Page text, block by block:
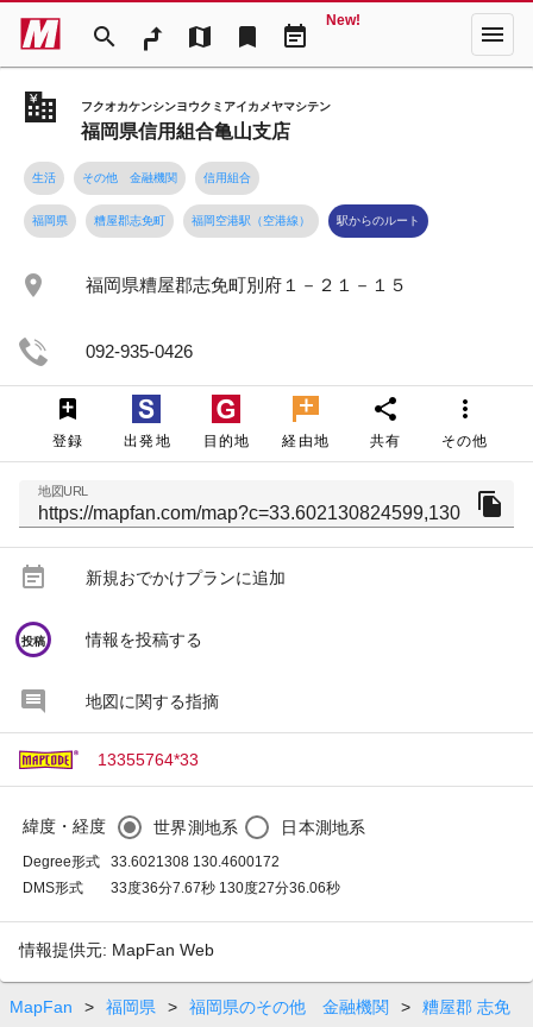
search map bookmark event_note
New! menu
フクオカケンシンヨウクミアイカメヤマシテン
福岡県信用組合亀山支店
生活 その他 金融機関 信用組合
福岡県 糟屋郡志免町 福岡空港駅（空港線） 駅からのルート
place 福岡県糟屋郡志免町別府１－２１－１５
092-935-0426
登録 出発地 目的地 経由地
share
共有
more_vert
その他
地図URL file_copy
event_note 新規おでかけプランに追加
circle
投稿 情報を投稿する
地図に関する指摘
13355764*33
緯度・経度 世界測地系 日本測地系
Degree形式
33.6021308 130.4600172
DMS形式
33度36分7.67秒 130度27分36.06秒
情報提供元: MapFan Web
MapFan > 福岡県 > 福岡県のその他 金融機関 >
糟屋郡 志免